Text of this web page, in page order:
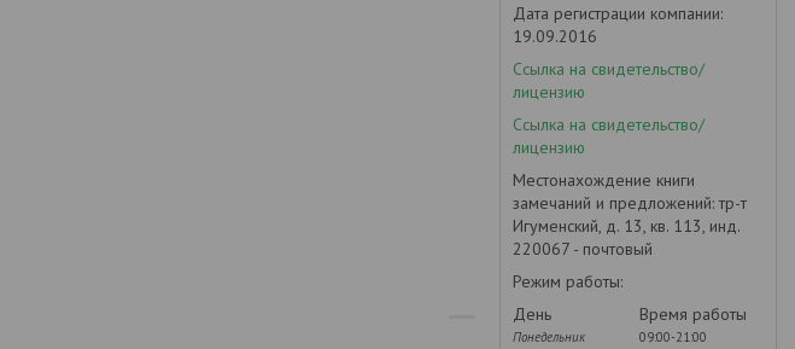
Дата регистрации компании:
19.09.2016
Ссылка на свидетельство/
лицензию
Ссылка на свидетельство/
лицензию
Местонахождение книги
замечаний и предложений: тр-т
Игуменский, д. 13, кв. 113, инд.
220067 - почтовый
Режим работы:
День
Время работы
Понедельник
09:00-21:00